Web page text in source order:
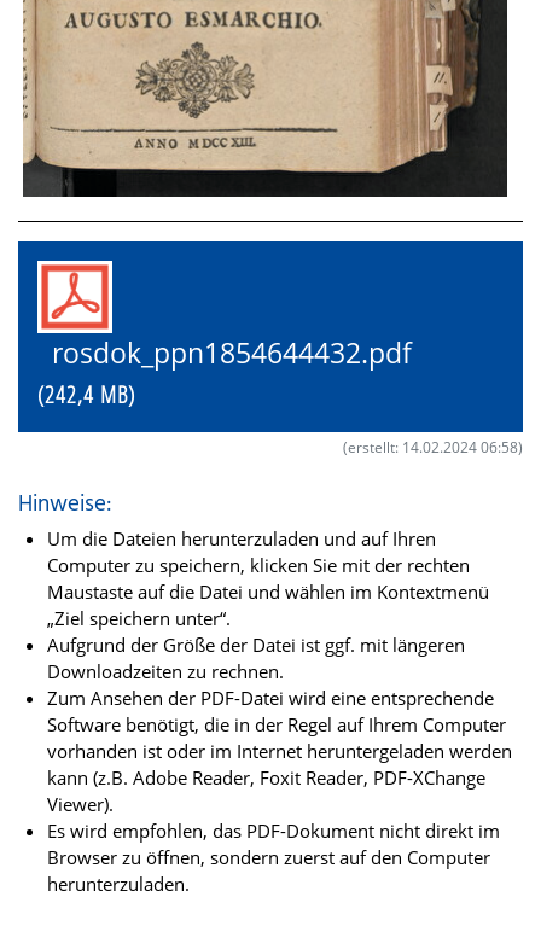
rosdok_ppn1854644432.pdf
(242,4 MB)
(erstellt: 14.02.2024 06:58)
Hinweise:
Um die Dateien herunterzuladen und auf Ihren
Computer zu speichern, klicken Sie mit der rechten
Maustaste auf die Datei und wählen im Kontextmenü
„Ziel speichern unter“.
Aufgrund der Größe der Datei ist ggf. mit längeren
Downloadzeiten zu rechnen.
Zum Ansehen der PDF-Datei wird eine entsprechende
Software benötigt, die in der Regel auf Ihrem Computer
vorhanden ist oder im Internet heruntergeladen werden
kann (z.B. Adobe Reader, Foxit Reader, PDF-XChange
Viewer).
Es wird empfohlen, das PDF-Dokument nicht direkt im
Browser zu öffnen, sondern zuerst auf den Computer
herunterzuladen.